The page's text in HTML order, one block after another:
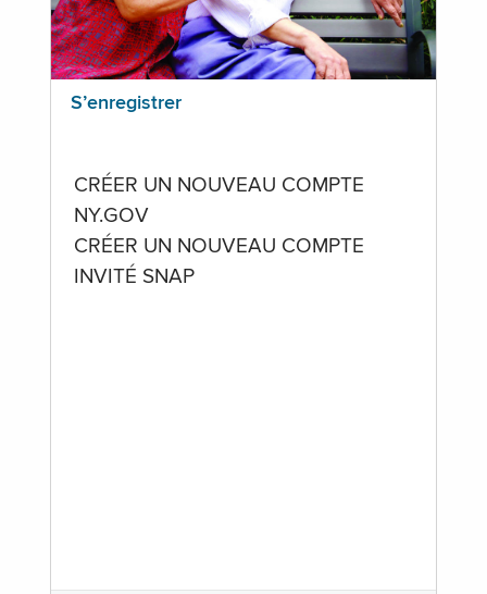
S’enregistrer
CRÉER UN NOUVEAU COMPTE
NY.GOV
CRÉER UN NOUVEAU COMPTE
INVITÉ SNAP